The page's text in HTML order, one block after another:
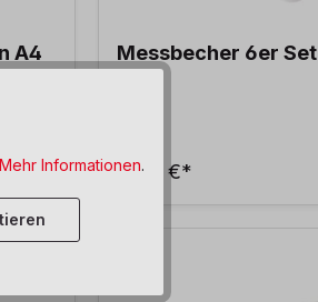
A4 Messbecher 6er Set
17,90 €*
Mehr Informationen.